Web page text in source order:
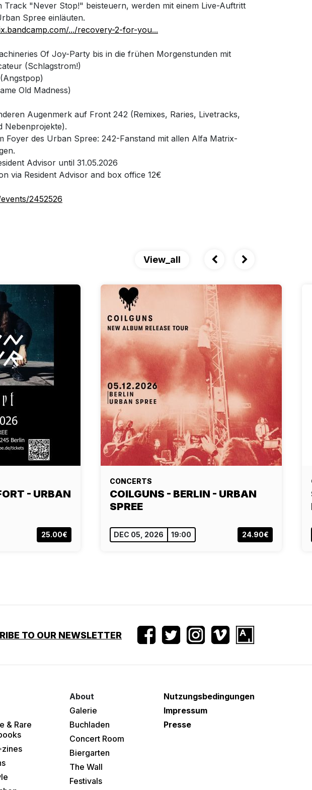
Track "Never Stop!" beisteuern, werden mit einem Live-Auftritt
Spree einläuten.
.../recovery-2-for-you...
Of Joy-Party bis in die frühen Morgenstunden mit
(Schlagstrom!)
Old Madness)
Augenmerk auf Front 242 (Remixes, Raries, Livetracks,
Nebenprojekte).
Foyer des Urban Spree: 242-Fanstand mit allen Alfa Matrix-
Advisor until 31.05.2026
via Resident Advisor and box office 12€
2452526
View_all
- URBAN
25.00€
CONCERTS
COILGUNS - BERLIN - URBAN
SPREE
DEC 05, 2026 19:00 24.90€
TO OUR NEWSLETTER
& Rare
About
Galerie
Buchladen
Concert Room
Biergarten
The Wall
Festivals
Nutzungsbedingungen
Impressum
Presse